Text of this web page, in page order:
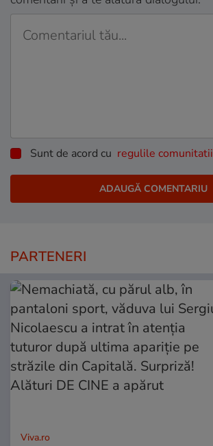
Sunt de acord cu regulile comunitatii
PARTENERI
Viva.ro